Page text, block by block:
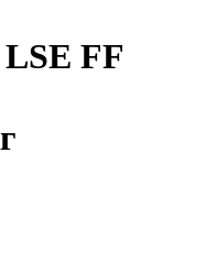
FF